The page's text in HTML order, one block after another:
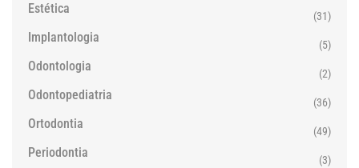
Estética (31)
Implantologia (5)
Odontologia (2)
Odontopediatria (36)
Ortodontia (49)
Periodontia (3)